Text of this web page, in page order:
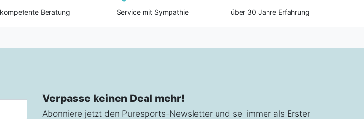
kompetente Beratung Service mit Sympathie über 30 Jahre Erfahrung
Verpasse keinen Deal mehr!
Abonniere jetzt den Puresports-Newsletter und sei immer als Erster